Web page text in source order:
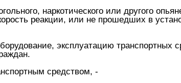
наркотического или другого
реакции, или не прошедших в
эксплуатацию транспортных
средством, -